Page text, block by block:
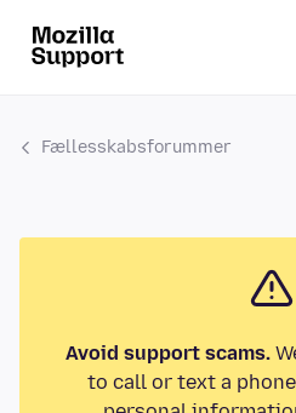
Fællesskabsforummer
Avoid support scams.
to call or text a